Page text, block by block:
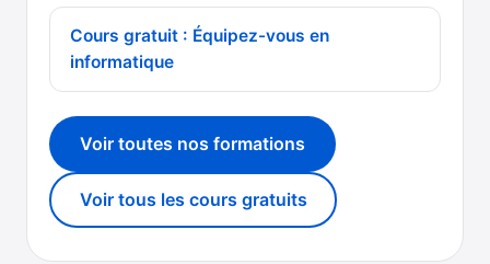
Cours gratuit : Équipez-vous en
informatique
Voir toutes nos formations
Voir tous les cours gratuits